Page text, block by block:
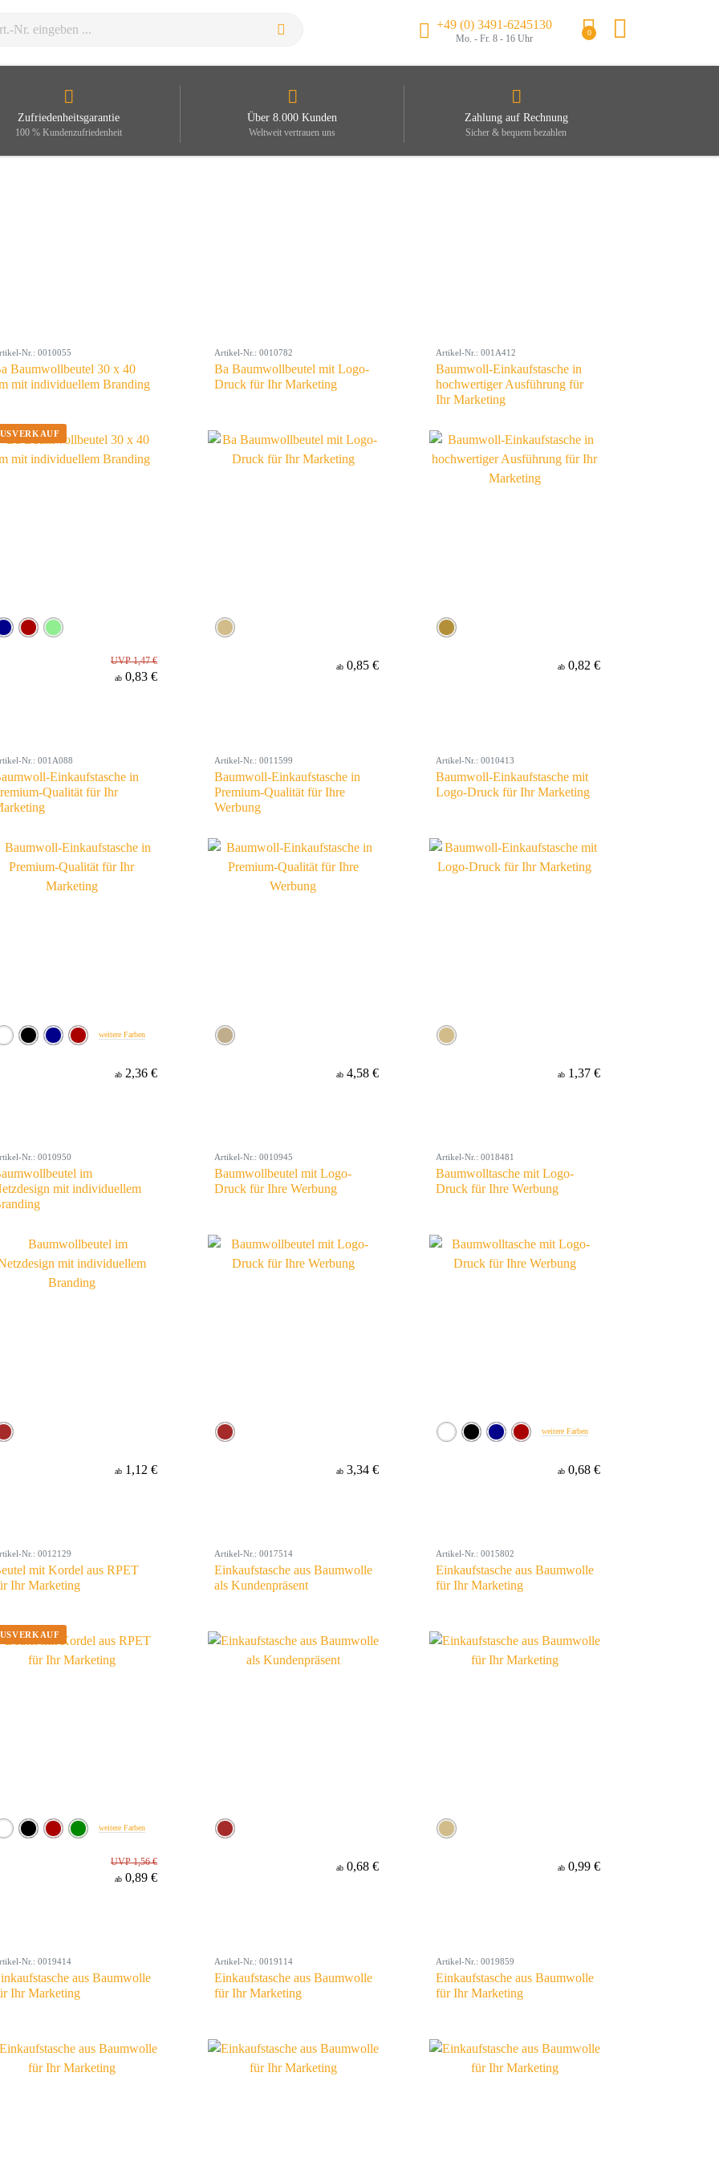
+49 (0) 3491-6245130
Mo. - Fr. 8 - 16 Uhr
0
Zufriedenheitsgarantie
100 % Kundenzufriedenheit
Über 8.000 Kunden
Weltweit vertrauen uns
Zahlung auf Rechnung
Sicher & bequem bezahlen
Nr.: 0010055
Baumwollbeutel 30 x 40
mit individuellem Branding
UVP 1,47 €
ab 0,83 €
Artikel-Nr.: 0010782
Ba Baumwollbeutel mit Logo-
Druck für Ihr Marketing
ab 0,85 €
Artikel-Nr.: 001A412
Baumwoll-Einkaufstasche in
hochwertiger Ausführung für
Ihr Marketing
ab 0,82 €
Nr.: 001A088
Einkaufstasche in
Qualität für Ihr
weitere Farben
ab 2,36 €
Artikel-Nr.: 0011599
Baumwoll-Einkaufstasche in
Premium-Qualität für Ihre
Werbung
ab 4,58 €
Artikel-Nr.: 0010413
Baumwoll-Einkaufstasche mit
Logo-Druck für Ihr Marketing
ab 1,37 €
Nr.: 0010950
im
mit individuellem
ab 1,12 €
Artikel-Nr.: 0010945
Baumwollbeutel mit Logo-
Druck für Ihre Werbung
ab 3,34 €
Artikel-Nr.: 0018481
Baumwolltasche mit Logo-
Druck für Ihre Werbung
weitere Farben
ab 0,68 €
Nr.: 0012129
mit Kordel aus RPET
Ihr Marketing
weitere Farben
UVP 1,56 €
ab 0,89 €
Artikel-Nr.: 0017514
Einkaufstasche aus Baumwolle
als Kundenpräsent
ab 0,68 €
Artikel-Nr.: 0015802
Einkaufstasche aus Baumwolle
für Ihr Marketing
ab 0,99 €
Nr.: 0019414
aus Baumwolle
Ihr Marketing
Artikel-Nr.: 0019114
Einkaufstasche aus Baumwolle
für Ihr Marketing
Artikel-Nr.: 0019859
Einkaufstasche aus Baumwolle
für Ihr Marketing